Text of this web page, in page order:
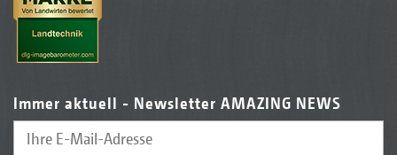
Immer aktuell - Newsletter AMAZING NEWS